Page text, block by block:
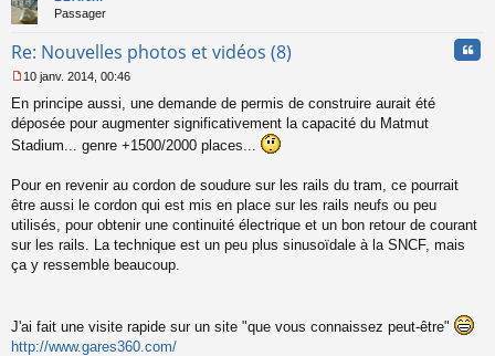
e
o
l
u
Passager
Re: Nouvelles photos et vidéos (8)
e
s
s
a
e
n
o
l
u
10 janv. 2014, 00:46
En principe aussi, une demande de permis de construire aurait été
déposée pour augmenter significativement la capacité du Matmut
Stadium... genre +1500/2000 places...
Pour en revenir au cordon de soudure sur les rails du tram, ce pourrait
être aussi le cordon qui est mis en place sur les rails neufs ou peu
utilisés, pour obtenir une continuité électrique et un bon retour de courant
sur les rails. La technique est un peu plus sinusoïdale à la SNCF, mais
ça y ressemble beaucoup.
J'ai fait une visite rapide sur un site "que vous connaissez peut-être"
http://www.gares360.com/